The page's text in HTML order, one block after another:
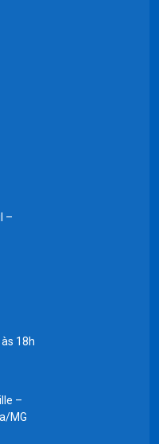
–
18h
–
MG